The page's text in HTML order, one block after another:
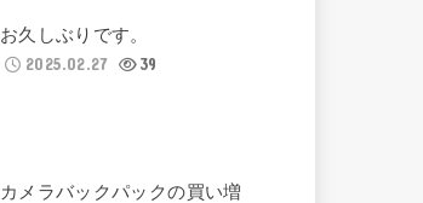
お久しぶりです。
2025.02.27
39
カメラバックパックの買い増